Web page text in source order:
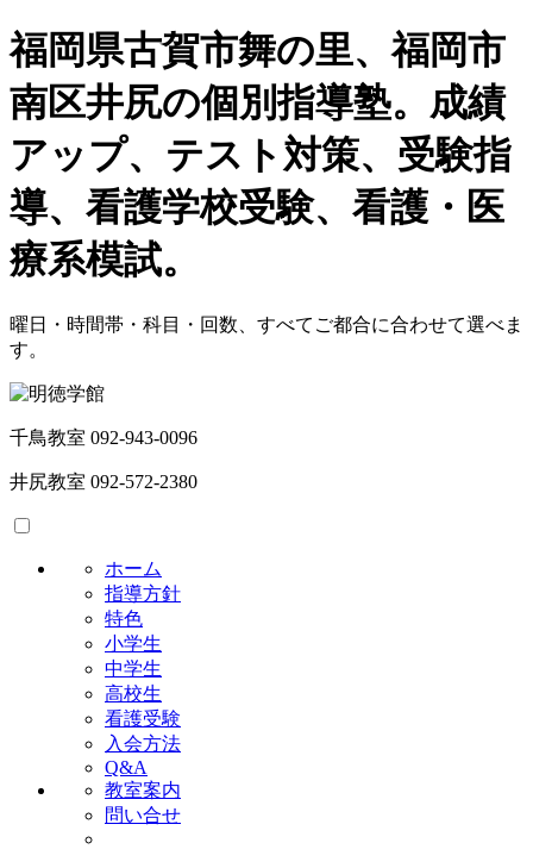
福岡県古賀市舞の里、福岡市
南区井尻の個別指導塾。成績
アップ、テスト対策、受験指
導、看護学校受験、看護・医
療系模試。
曜日・時間帯・科目・回数、すべてご都合に合わせて選べま
す。
千鳥教室 092-943-0096
井尻教室 092-572-2380
ホーム
指導方針
特色
小学生
中学生
高校生
看護受験
入会方法
Q&A
教室案内
問い合せ